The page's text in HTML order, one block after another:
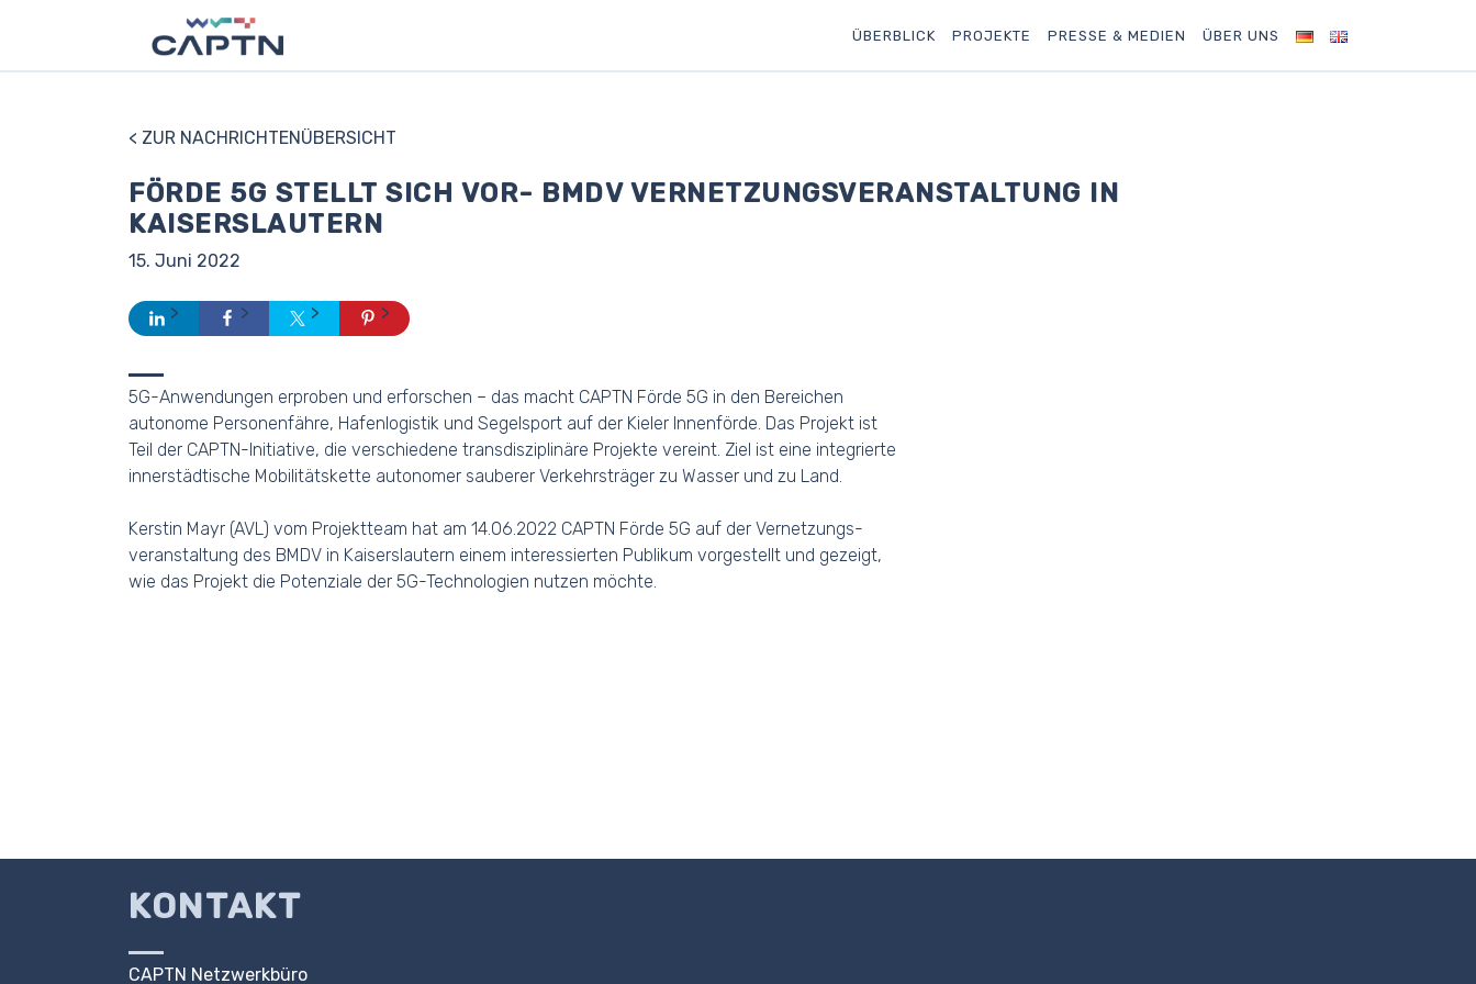
ÜBERBLICK PROJEKTE PRESSE & MEDIEN ÜBER UNS
< ZUR NACHRICHTENÜBERSICHT
FÖRDE 5G STELLT SICH VOR- BMDV VERNETZUNGSVERANSTALTUNG IN
KAISERSLAUTERN
15. Juni 2022
5G-Anwendungen erproben und erforschen – das macht CAPTN Förde 5G in den Bereichen
autonome Personenfähre, Hafenlogistik und Segelsport auf der Kieler Innenförde. Das Projekt ist
Teil der CAPTN-Initiative, die verschiedene transdisziplinäre Projekte vereint. Ziel ist eine integrierte
innerstädtische Mobilitätskette autonomer sauberer Verkehrsträger zu Wasser und zu Land.
Kerstin Mayr (AVL) vom Projektteam hat am 14.06.2022 CAPTN Förde 5G auf der Vernetzungs-
veranstaltung des BMDV in Kaiserslautern einem interessierten Publikum vorgestellt und gezeigt,
wie das Projekt die Potenziale der 5G-Technologien nutzen möchte.
KONTAKT
CAPTN Netzwerkbüro